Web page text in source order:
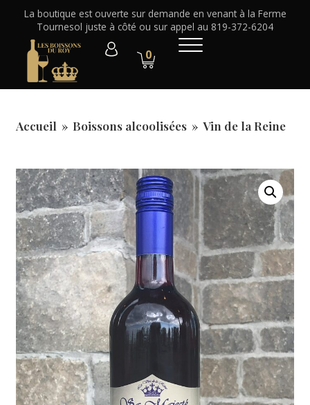
La boutique est ouverte sur demande en venant à la Ferme
Tournesol juste à côté ou sur appel au 819-372-6204
0
Accueil » Boissons alcoolisées » Vin de la Reine